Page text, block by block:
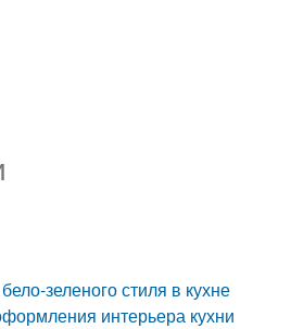
зеленого стиля в кухне
интерьера кухни